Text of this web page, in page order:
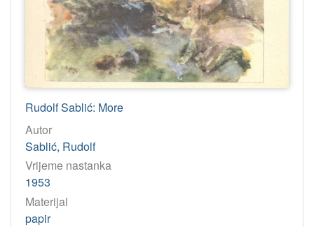
Rudolf Sablić: More
Autor
Sablić, Rudolf
Vrijeme nastanka
1953
Materijal
papir